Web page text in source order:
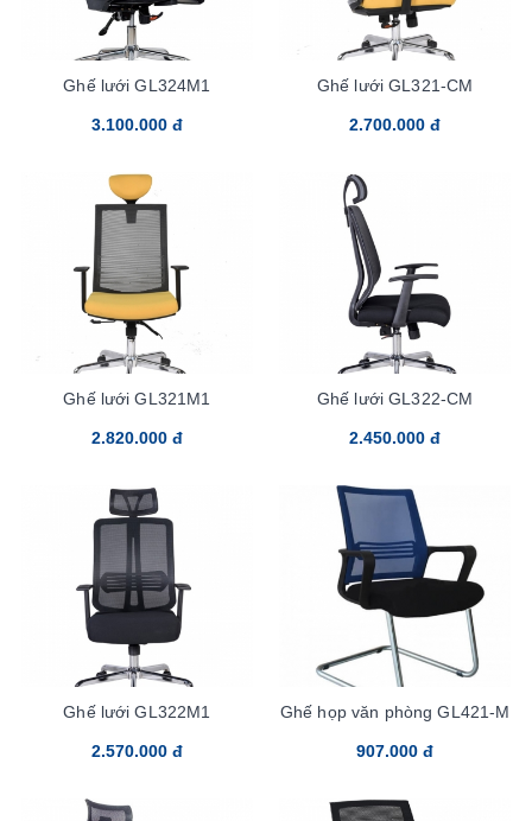
Ghế lưới GL324M1
3.100.000 đ
Ghế lưới GL321-CM
2.700.000 đ
Ghế lưới GL321M1
2.820.000 đ
Ghế lưới GL322-CM
2.450.000 đ
Ghế lưới GL322M1
2.570.000 đ
Ghế họp văn phòng GL421-M
907.000 đ